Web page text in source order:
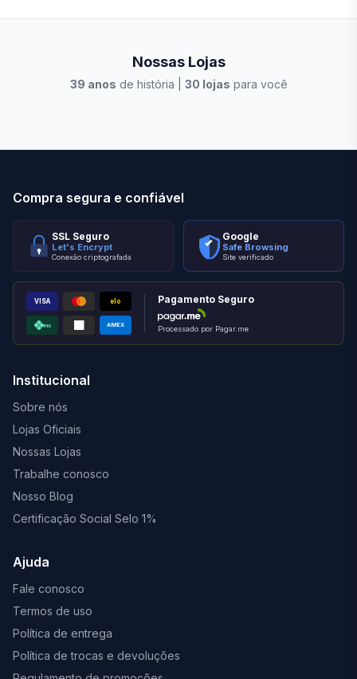
Nossas Lojas
39 anos de história | 30 lojas para você
Compra segura e confiável
SSL Seguro
Let's Encrypt
Conexão criptografada
Google
Safe Browsing
Site verificado
VISA elo
PIX AMEX
Pagamento Seguro
Processado por Pagar.me
Institucional
Sobre nós
Lojas Oficiais
Nossas Lojas
Trabalhe conosco
Nosso Blog
Certificação Social Selo 1%
Ajuda
Fale conosco
Termos de uso
Política de entrega
Política de trocas e devoluções